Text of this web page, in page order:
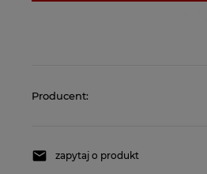
Producent:
zapytaj o produkt